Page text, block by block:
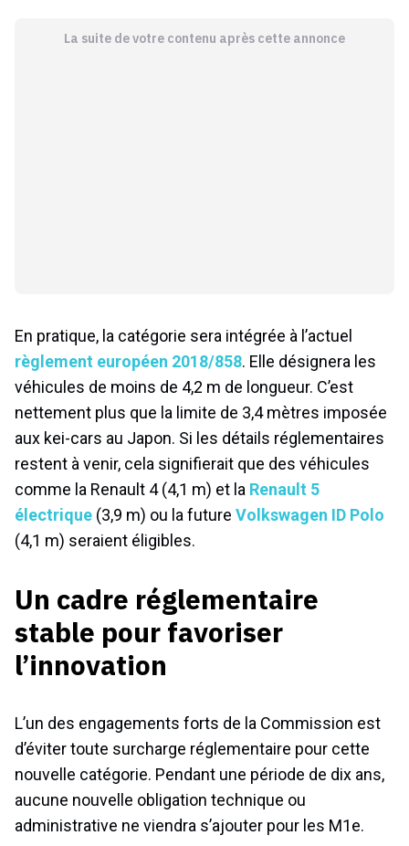
La suite de votre contenu après cette annonce
En pratique, la catégorie sera intégrée à l’actuel
règlement européen 2018/858. Elle désignera les
véhicules de moins de 4,2 m de longueur. C’est
nettement plus que la limite de 3,4 mètres imposée
aux kei-cars au Japon. Si les détails réglementaires
restent à venir, cela signifierait que des véhicules
comme la Renault 4 (4,1 m) et la Renault 5
électrique (3,9 m) ou la future Volkswagen ID Polo
(4,1 m) seraient éligibles.
Un cadre réglementaire
stable pour favoriser
l’innovation
L’un des engagements forts de la Commission est
d’éviter toute surcharge réglementaire pour cette
nouvelle catégorie. Pendant une période de dix ans,
aucune nouvelle obligation technique ou
administrative ne viendra s’ajouter pour les M1e.